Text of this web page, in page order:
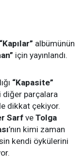
“Kapılar” albümünün
için yayınlandı.
“Kapasite”
diğer parçalara
dikkat çekiyor.
Sarf ve Tolga
’nın kimi zaman
kendi öykülerini